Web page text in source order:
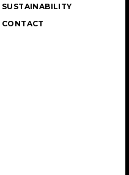
SUSTAINABILITY
CONTACT